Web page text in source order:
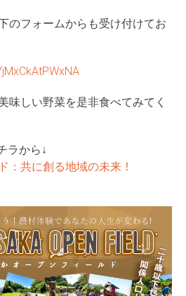
のフォームからも受け付けてお
味しい野菜を是非食べてみてく
ラから↓
：共に創る地域の未来！